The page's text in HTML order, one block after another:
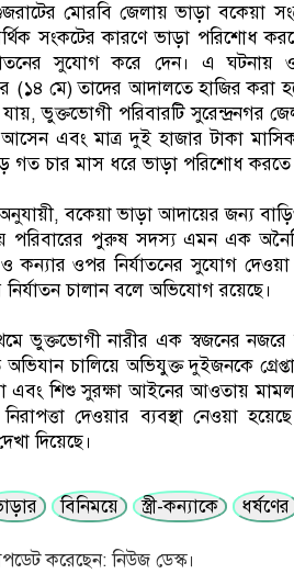
মোরবি জেলায় ভাড়া বকেয়া
সংকটের কারণে ভাড়া পরিশোধ
সুযোগ করে দেন। এ ঘটনায়
(১৪ মে) তাদের আদালতে হাজির করা
যায়, ভুক্তভোগী পরিবারটি সুরেন্দ্রনগর
এবং মাত্র দুই হাজার টাকা
গত চার মাস ধরে ভাড়া পরিশোধ করতে
বকেয়া ভাড়া আদায়ের জন্য
পরিবারের পুরুষ সদস্য এমন এক
ও কন্যার ওপর নির্যাতনের সুযোগ
চালান বলে অভিযোগ রয়েছে।
ভুক্তভোগী নারীর এক স্বজনের
চালিয়ে অভিযুক্ত দুইজনকে
এবং শিশু সুরক্ষা আইনের আওতায়
দেওয়ার ব্যবস্থা নেওয়া
দিয়েছে।
বিনিময়ে স্ত্রী-কন্যাকে ধর্ষণের
করেছেন: নিউজ ডেস্ক।